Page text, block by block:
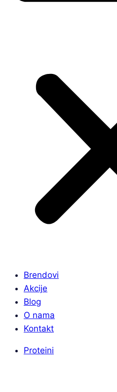
Brendovi
Akcije
Blog
O nama
Kontakt
Proteini